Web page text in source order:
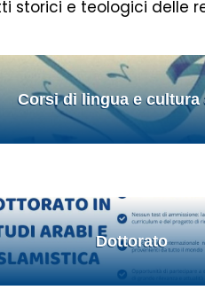
storici e teologici delle
Corsi di lingua e cultura
Dottorato